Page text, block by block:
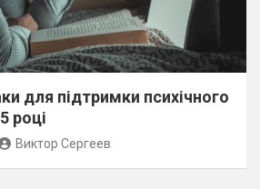
для підтримки психічного
році
Виктор Сергеев